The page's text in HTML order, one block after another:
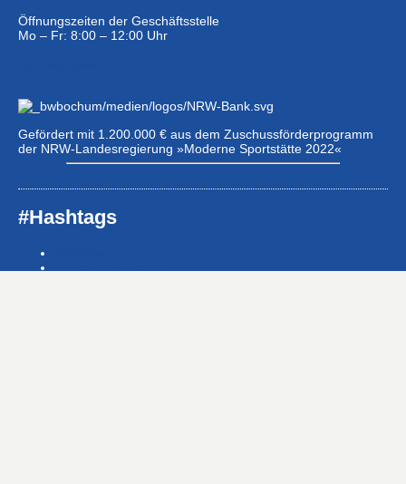
Öffnungszeiten der Geschäftsstelle
Mo – Fr: 8:00 – 12:00 Uhr
Gefördert mit 1.200.000 € aus dem Zuschussförderprogramm
der NRW-Landesregierung »Moderne Sportstätte 2022«
#Hashtags